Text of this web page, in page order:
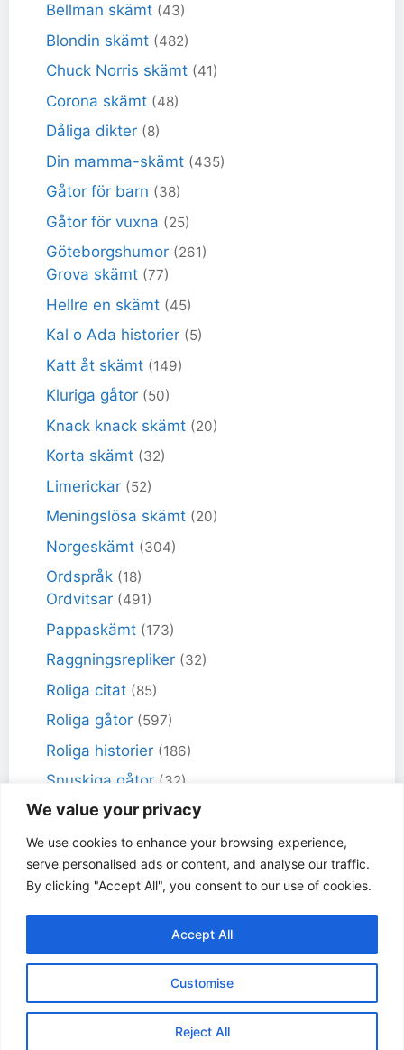
We value your privacy
We use cookies to enhance your browsing experience,
serve personalised ads or content, and analyse our traffic.
By clicking "Accept All", you consent to our use of cookies.
Customise
Reject All
Accept All
Bellman skämt (43)
Blondin skämt (482)
Chuck Norris skämt (41)
Corona skämt (48)
Dåliga dikter (8)
Din mamma-skämt (435)
Gåtor för barn (38)
Gåtor för vuxna (25)
Göteborgshumor (261)
Grova skämt (77)
Hellre en skämt (45)
Kal o Ada historier (5)
Katt åt skämt (149)
Kluriga gåtor (50)
Knack knack skämt (20)
Korta skämt (32)
Limerickar (52)
Meningslösa skämt (20)
Norgeskämt (304)
Ordspråk (18)
Ordvitsar (491)
Pappaskämt (173)
Raggningsrepliker (32)
Roliga citat (85)
Roliga gåtor (597)
Roliga historier (186)
Snuskiga gåtor (32)
Snuskiga skämt(98)
Sportskämt (18)
Torra skämt (461)
© Dåligaskämt.se 2017 - 2026 | Vi samlar på dåliga
och tråkiga skämt - ju sämre desto bättre!
Tack till följande personersom har hjälpt till och
skickat in skämt |Villkor & integritetspolicy